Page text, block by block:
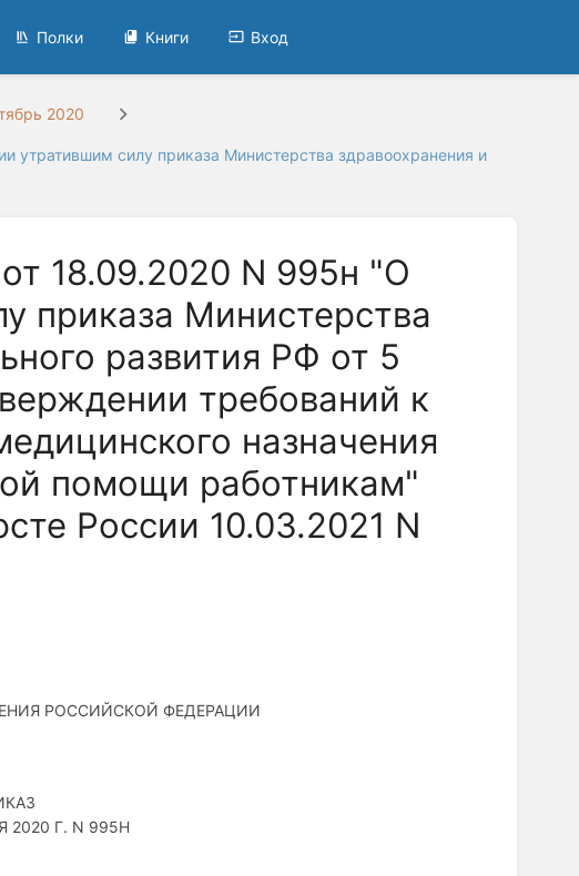
Полки Книги Вход
2020
утратившим силу приказа Министерства здравоохранения и
18.09.2020 N 995н "О
приказа Министерства
развития РФ от 5
требований к
назначения
помощи работникам"
России 10.03.2021 N
РОССИЙСКОЙ ФЕДЕРАЦИИ
2020 Г. N 995Н